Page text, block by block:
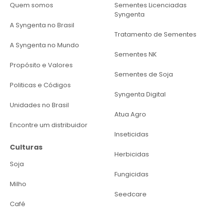
Quem somos
A Syngenta no Brasil
A Syngenta no Mundo
Propósito e Valores
Politicas e Códigos
Unidades no Brasil
Encontre um distribuidor
Culturas
Soja
Milho
Café
Sementes Licenciadas
Syngenta
Tratamento de Sementes
Sementes NK
Sementes de Soja
Syngenta Digital
Atua Agro
Inseticidas
Herbicidas
Fungicidas
Seedcare